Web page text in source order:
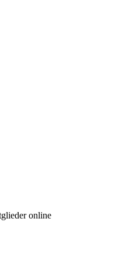
online